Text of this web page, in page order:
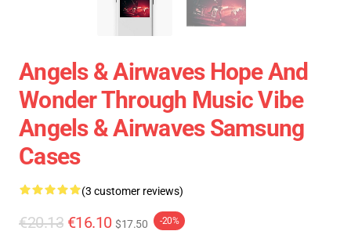
Angels & Airwaves Hope And
Wonder Through Music Vibe
Angels & Airwaves Samsung
Cases
(3 customer reviews)
€20.13 €16.10 $17.50 -20%